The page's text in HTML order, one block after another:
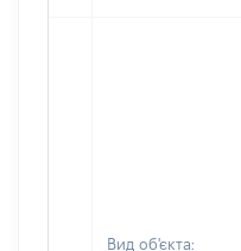
Вид об'єкта: